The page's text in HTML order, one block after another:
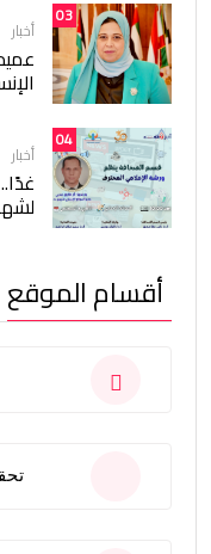
03
أخبار
04
أخبار
أقسام الموقع